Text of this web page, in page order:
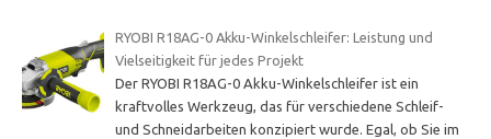
RYOBI R18AG-0 Akku-Winkelschleifer: Leistung und
Vielseitigkeit für jedes Projekt
Der RYOBI R18AG-0 Akku-Winkelschleifer ist ein
kraftvolles Werkzeug, das für verschiedene Schleif-
und Schneidarbeiten konzipiert wurde. Egal, ob Sie im